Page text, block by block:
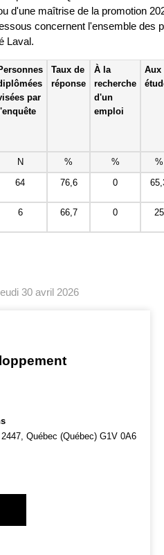
d'une maîtrise de la promotion
concernent l'ensemble des
Laval.
par
l'enquête
Taux de
réponse
À la
recherche
d'un
emploi
Aux
N % % %
64 76,6 0
6 66,7 0 25
30 avril 2026
Québec (Québec) G1V 0A6
LinkedIn
nous sur Youtube